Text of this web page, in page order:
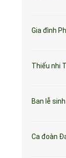
Gia đình
Thiếu nhi
Ban lễ sinh
Ca đoàn